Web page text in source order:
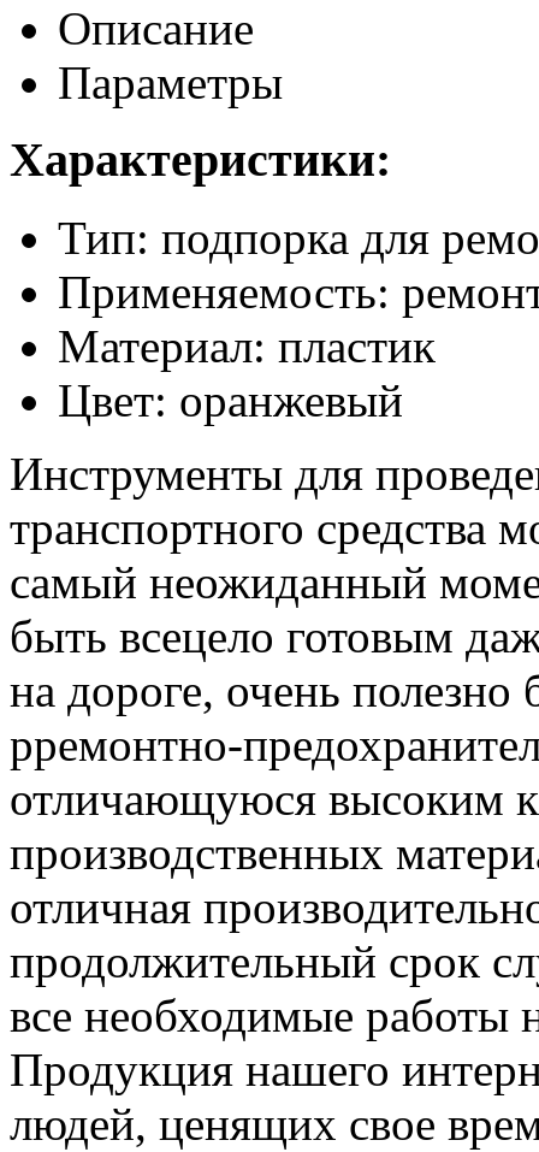
Описание
Параметры
Характеристики:
Тип: подпорка для
Применяемость:
Материал: пластик
Цвет: оранжевый
Инструменты для
транспортного средства
самый неожиданный
быть всецело готовым
на дороге, очень полезно
рремонтно-
отличающуюся высоким
производственных
отличная
продолжительный срок
все необходимые работы
Продукция нашего
людей, ценящих свое